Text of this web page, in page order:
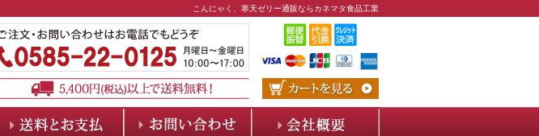
こんにゃく、寒天ゼリー通販ならカネマタ食品工業